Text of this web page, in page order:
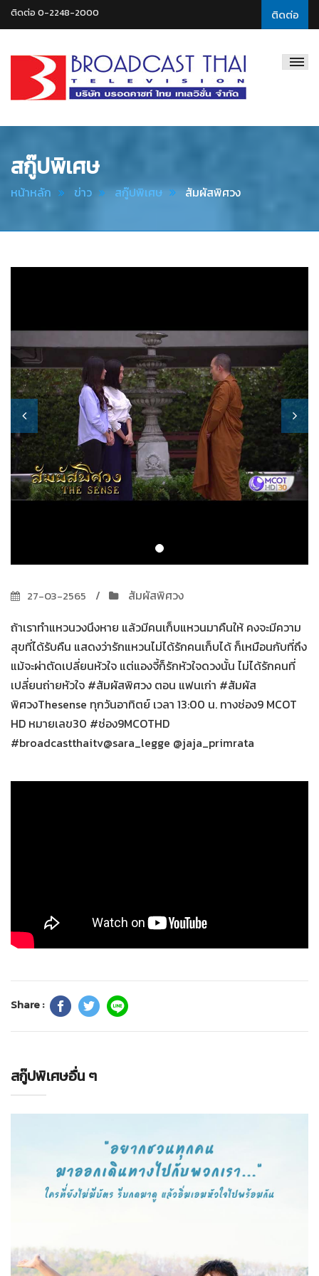
ติดต่อ
ติดต่อ 0-2248-2000
Thai
สกู๊ปพิเศษ
หน้าหลัก ข่าว สกู๊ปพิเศษ สัมผัสพิศวง
27-03-2565
สัมผัสพิศวง
ถ้าเราทำแหวนวงนึงหาย แล้วมีคนเก็บแหวนมาคืนให้ คงจะมีความ
สุขที่ได้รับคืน แสดงว่ารักแหวนไม่ได้รักคนเก็บได้ ก็เหมือนกับที่ถึง
แม้จะผ่าตัดเปลี่ยนหัวใจ แต่แองจี้ก็รักหัวใจดวงนั้น ไม่ได้รักคนที่
เปลี่ยนถ่ายหัวใจ #สัมผัสพิศวง ตอน แฟนเก่า #สัมผัส
พิศวงThesense ทุกวันอาทิตย์ เวลา 13:00 น. ทางช่อง9 MCOT
HD หมายเลข30 #ช่อง9MCOTHD
#broadcastthaitv@sara_legge @jaja_primrata
Share :
สกู๊ปพิเศษอื่น ๆ